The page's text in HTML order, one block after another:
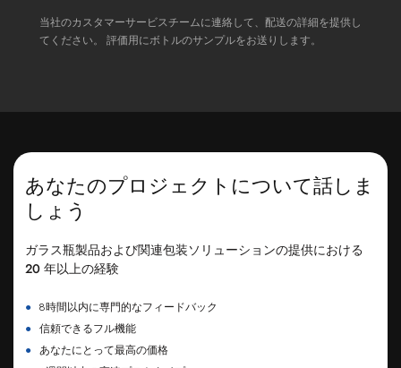
当社のカスタマーサービスチームに連絡して、配送の詳細を提供し
てください。 評価用にボトルのサンプルをお送りします。
あなたのプロジェクトについて話しま
しょう
ガラス瓶製品および関連包装ソリューションの提供における
20 年以上の経験
●
8時間以内に専門的なフィードバック
●
信頼できるフル機能
●
あなたにとって最高の価格